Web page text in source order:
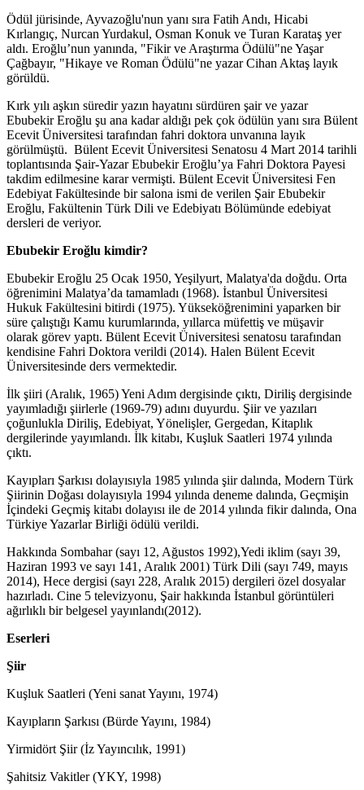
Ödül jürisinde, Ayvazoğlu'nun yanı sıra Fatih Andı, Hicabi
Kırlangıç, Nurcan Yurdakul, Osman Konuk ve Turan Karataş yer
aldı. Eroğlu’nun yanında, "Fikir ve Araştırma Ödülü"ne Yaşar
Çağbayır, "Hikaye ve Roman Ödülü"ne yazar Cihan Aktaş layık
görüldü.
Kırk yılı aşkın süredir yazın hayatını sürdüren şair ve yazar
Ebubekir Eroğlu şu ana kadar aldığı pek çok ödülün yanı sıra Bülent
Ecevit Üniversitesi tarafından fahri doktora unvanına layık
görülmüştü. Bülent Ecevit Üniversitesi Senatosu 4 Mart 2014 tarihli
toplantısında Şair-Yazar Ebubekir Eroğlu’ya Fahri Doktora Payesi
takdim edilmesine karar vermişti. Bülent Ecevit Üniversitesi Fen
Edebiyat Fakültesinde bir salona ismi de verilen Şair Ebubekir
Eroğlu, Fakültenin Türk Dili ve Edebiyatı Bölümünde edebiyat
dersleri de veriyor.
Ebubekir Eroğlu kimdir?
Ebubekir Eroğlu 25 Ocak 1950, Yeşilyurt, Malatya'da doğdu. Orta
öğrenimini Malatya’da tamamladı (1968). İstanbul Üniversitesi
Hukuk Fakültesini bitirdi (1975). Yükseköğrenimini yaparken bir
süre çalıştığı Kamu kurumlarında, yıllarca müfettiş ve müşavir
olarak görev yaptı. Bülent Ecevit Üniversitesi senatosu tarafından
kendisine Fahri Doktora verildi (2014). Halen Bülent Ecevit
Üniversitesinde ders vermektedir.
İlk şiiri (Aralık, 1965) Yeni Adım dergisinde çıktı, Diriliş dergisinde
yayımladığı şiirlerle (1969-79) adını duyurdu. Şiir ve yazıları
çoğunlukla Diriliş, Edebiyat, Yönelişler, Gergedan, Kitaplık
dergilerinde yayımlandı. İlk kitabı, Kuşluk Saatleri 1974 yılında
çıktı.
Kayıpları Şarkısı dolayısıyla 1985 yılında şiir dalında, Modern Türk
Şiirinin Doğası dolayısıyla 1994 yılında deneme dalında, Geçmişin
İçindeki Geçmiş kitabı dolayısı ile de 2014 yılında fikir dalında, Ona
Türkiye Yazarlar Birliği ödülü verildi.
Hakkında Sombahar (sayı 12, Ağustos 1992),Yedi iklim (sayı 39,
Haziran 1993 ve sayı 141, Aralık 2001) Türk Dili (sayı 749, mayıs
2014), Hece dergisi (sayı 228, Aralık 2015) dergileri özel dosyalar
hazırladı. Cine 5 televizyonu, Şair hakkında İstanbul görüntüleri
ağırlıklı bir belgesel yayınlandı(2012).
Eserleri
Şiir
Kuşluk Saatleri (Yeni sanat Yayını, 1974)
Kayıpların Şarkısı (Bürde Yayını, 1984)
Yirmidört Şiir (İz Yayıncılık, 1991)
Şahitsiz Vakitler (YKY, 1998)